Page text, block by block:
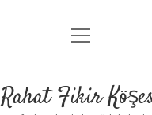
Anasayfa
menüyü
Rahat Fikir